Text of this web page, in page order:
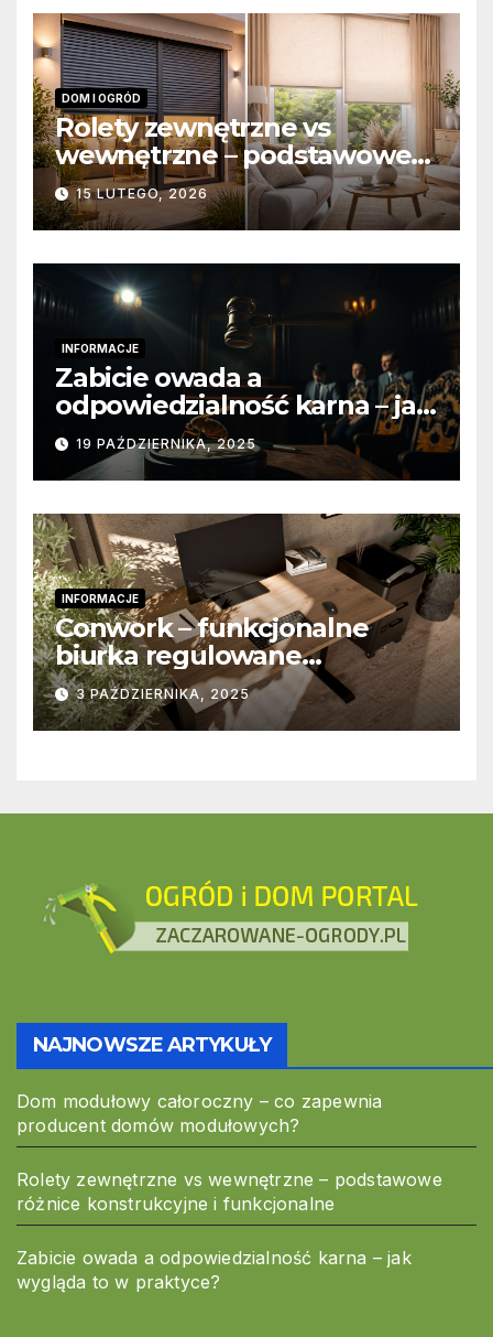
DOM I OGRÓD
Rolety zewnętrzne vs
wewnętrzne – podstawowe
różnice konstrukcyjne i
funkcjonalne
15 LUTEGO, 2026
INFORMACJE
Zabicie owada a
odpowiedzialność karna – jak
wygląda to w praktyce?
19 PAŹDZIERNIKA, 2025
INFORMACJE
Conwork – funkcjonalne
biurka regulowane
stworzone z myślą o
nowoczesnych
przestrzeniach pracy
3 PAŹDZIERNIKA, 2025
NAJNOWSZE ARTYKUŁY
Dom modułowy całoroczny – co zapewnia
producent domów modułowych?
Rolety zewnętrzne vs wewnętrzne – podstawowe
różnice konstrukcyjne i funkcjonalne
Zabicie owada a odpowiedzialność karna – jak
wygląda to w praktyce?